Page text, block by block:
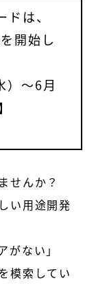
は、
開始し
）～6月
せんか？
い用途開発
がない」
模索してい